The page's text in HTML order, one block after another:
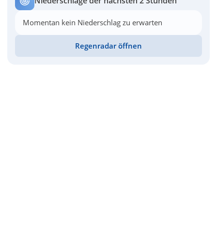
Momentan kein Niederschlag zu erwarten
Regenradar öffnen